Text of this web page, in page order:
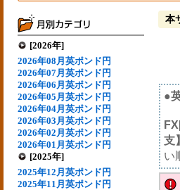
[2026年]
2026年08月英ポンド円
2026年07月英ポンド円
2026年06月英ポンド円
2026年05月英ポンド円
2026年04月英ポンド円
2026年03月英ポンド円
2026年02月英ポンド円
2026年01月英ポンド円
[2025年]
2025年12月英ポンド円
2025年11月英ポンド円
本
●
支】
い